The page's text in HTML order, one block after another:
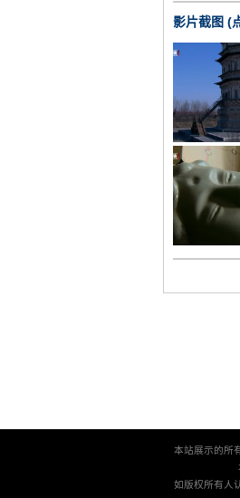
影片截图 (
本站展示的所
如版权所有人